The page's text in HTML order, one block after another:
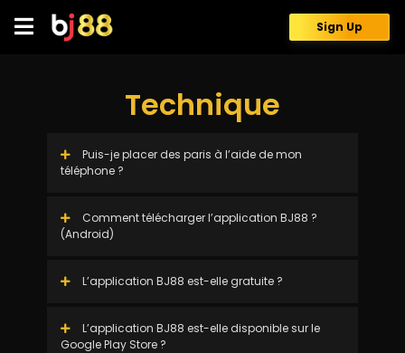
content
Sign Up
Technique
Puis-je placer des paris à l’aide de mon
téléphone ?
Comment télécharger l’application BJ88 ?
(Android)
L’application BJ88 est-elle gratuite ?
L’application BJ88 est-elle disponible sur le
Google Play Store ?